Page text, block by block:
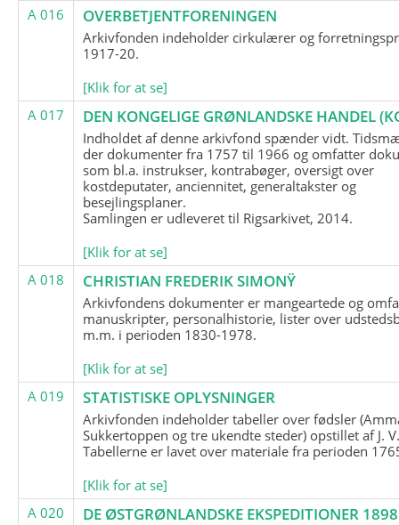
A 016 OVERBETJENTFORENINGEN
Arkivfonden indeholder cirkulærer og
1917-20.
[Klik for at se]
A 017
DEN KONGELIGE GRØNLANDSKE HANDEL
Indholdet af denne arkivfond spænder vidt.
der dokumenter fra 1757 til 1966 og omfatter
som bl.a. instrukser, kontrabøger, oversigt over
kostdeputater, anciennitet, generaltakster og
besejlingsplaner.
Samlingen er udleveret til Rigsarkivet, 2014.
[Klik for at se]
A 018
CHRISTIAN FREDERIK SIMONŸ
Arkivfondens dokumenter er mangeartede og
manuskripter, personalhistorie, lister over
m.m. i perioden 1830-1978.
[Klik for at se]
A 019
STATISTISKE OPLYSNINGER
Arkivfonden indeholder tabeller over fødsler
Sukkertoppen og tre ukendte steder) opstillet af J.
Tabellerne er lavet over materiale fra perioden
[Klik for at se]
A 020
DE ØSTGRØNLANDSKE EKSPEDITIONER